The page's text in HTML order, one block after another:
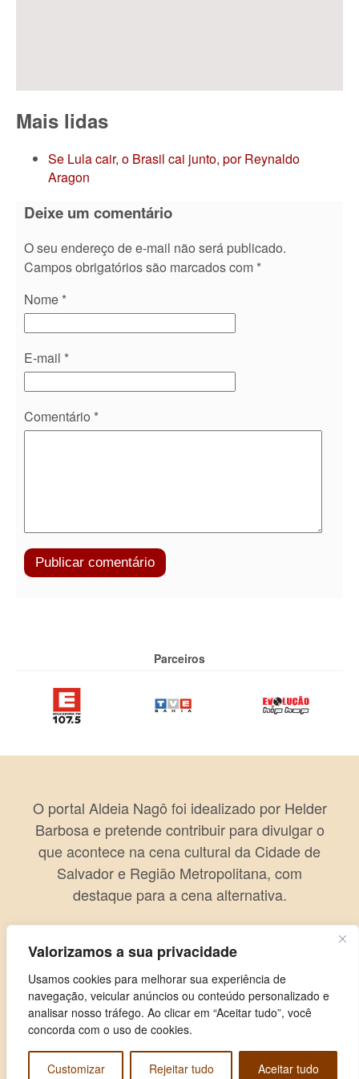
Valorizamos a sua privacidade
Usamos cookies para melhorar sua experiência de
navegação, veicular anúncios ou conteúdo personalizado e
analisar nosso tráfego. Ao clicar em “Aceitar tudo”, você
concorda com o uso de cookies.
Customizar Rejeitar tudo Aceitar tudo
Mais lidas
Se Lula cair, o Brasil cai junto, por Reynaldo
Aragon
Deixe um comentário
O seu endereço de e-mail não será publicado.
Campos obrigatórios são marcados com *
Nome *
E-mail *
Comentário *
Parceiros
O portal Aldeia Nagô foi idealizado por Helder
Barbosa e pretende contribuir para divulgar o
que acontece na cena cultural da Cidade de
Salvador e Região Metropolitana, com
destaque para a cena alternativa.